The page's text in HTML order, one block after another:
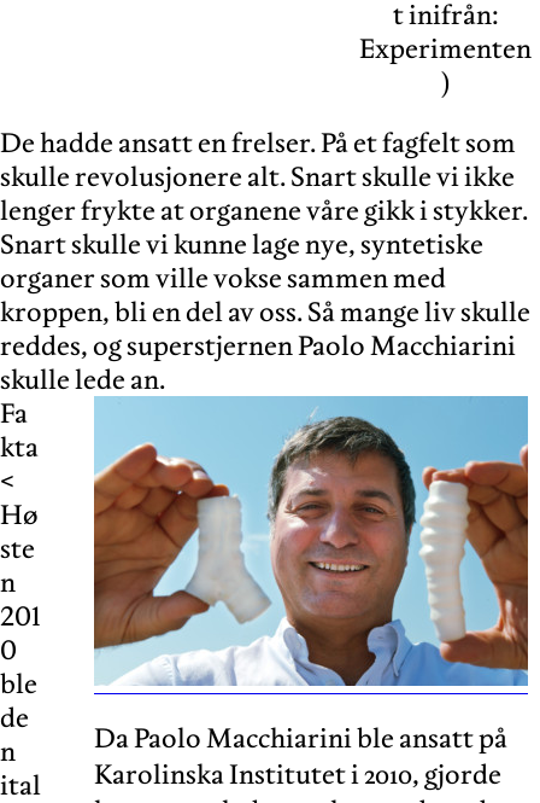
t inifrån:
Experimenten
)
De hadde ansatt en frelser. På et fagfelt som
skulle revolusjonere alt. Snart skulle vi ikke
lenger frykte at organene våre gikk i stykker.
Snart skulle vi kunne lage nye, syntetiske
organer som ville vokse sammen med
kroppen, bli en del av oss. Så mange liv skulle
reddes, og superstjernen Paolo Macchiarini
skulle lede an.
Da Paolo Macchiarini ble ansatt på
Karolinska Institutet i 2010, gjorde
Fa
kta
<
Hø
ste
n
201
0
ble
de
n
ital